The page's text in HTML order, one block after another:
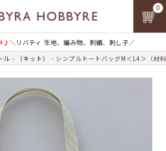
♪＼リバティ 生地、編み物、刺繍、刺し子／
0
ル （キット） シンプルトートバッグM＜L4＞（材